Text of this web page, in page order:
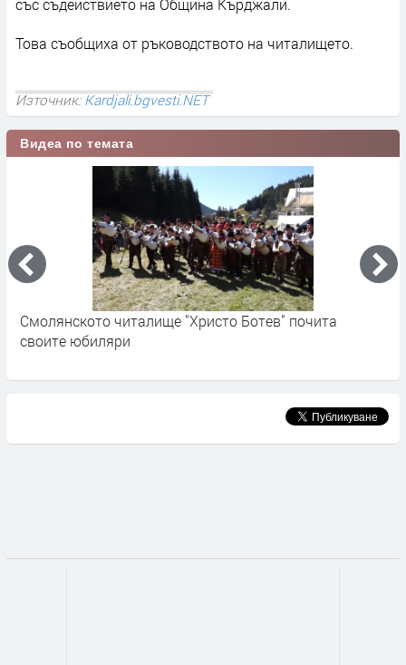
със съдействието на Община Кърджали.
Това съобщиха от ръководството на читалището.
Източник:Kardjali.bgvesti.NET
Видеа по темата
Смолянското читалище "Христо Ботев" почита
своите юбиляри